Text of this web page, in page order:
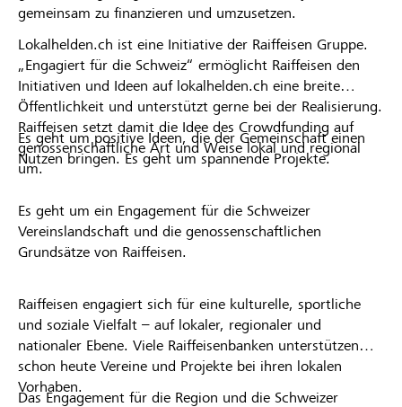
gemeinsam zu finanzieren und umzusetzen.
Lokalhelden.ch ist eine Initiative der Raiffeisen Gruppe.
„Engagiert für die Schweiz“ ermöglicht Raiffeisen den
Initiativen und Ideen auf lokalhelden.ch eine breite
Öffentlichkeit und unterstützt gerne bei der Realisierung.
Raiffeisen setzt damit die Idee des Crowdfunding auf
genossenschaftliche Art und Weise lokal und regional
um.
Es geht um positive Ideen, die der Gemeinschaft einen
Nutzen bringen. Es geht um spannende Projekte.
Es geht um ein Engagement für die Schweizer
Vereinslandschaft und die genossenschaftlichen
Grundsätze von Raiffeisen.
Raiffeisen engagiert sich für eine kulturelle, sportliche
und soziale Vielfalt – auf lokaler, regionaler und
nationaler Ebene. Viele Raiffeisenbanken unterstützen
schon heute Vereine und Projekte bei ihren lokalen
Vorhaben.
Das Engagement für die Region und die Schweizer